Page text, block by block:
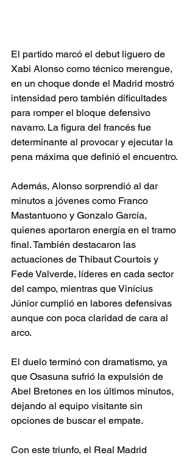
El partido marcó el debut liguero de
Xabi Alonso como técnico merengue,
en un choque donde el Madrid mostró
intensidad pero también dificultades
para romper el bloque defensivo
navarro. La figura del francés fue
determinante al provocar y ejecutar la
pena máxima que definió el encuentro.
Además, Alonso sorprendió al dar
minutos a jóvenes como Franco
Mastantuono y Gonzalo García,
quienes aportaron energía en el tramo
final. También destacaron las
actuaciones de Thibaut Courtois y
Fede Valverde, líderes en cada sector
del campo, mientras que Vinícius
Júnior cumplió en labores defensivas
aunque con poca claridad de cara al
arco.
El duelo terminó con dramatismo, ya
que Osasuna sufrió la expulsión de
Abel Bretones en los últimos minutos,
dejando al equipo visitante sin
opciones de buscar el empate.
Con este triunfo, el Real Madrid